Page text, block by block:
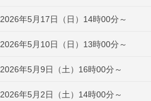
2026年5月17日（日）14時00分～
2026年5月10日（日）13時00分～
2026年5月9日（土）16時00分～
2026年5月2日（土）14時00分～